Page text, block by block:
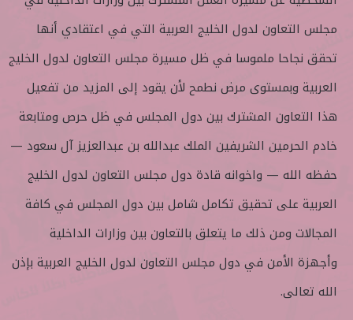
مجلس التعاون لدول الخليج العربية التي في اعتقادي أنها
تحقق نجاحا ملموسا في ظل مسيرة مجلس التعاون لدول الخليج
العربية وبمستوى مرض نطمح لأن يقود إلى المزيد من تفعيل
هذا التعاون المشترك بين دول المجلس في ظل حرص ومتابعة
خادم الحرمين الشريفين الملك عبدالله بن عبدالعزيز آل سعود —
حفظه الله — واخوانه قادة دول مجلس التعاون لدول الخليج
العربية على تحقيق تكامل شامل بين دول المجلس في كافة
المجالات ومن ذلك ما يتعلق بالتعاون بين وزارات الداخلية
وأجهزة الأمن في دول مجلس التعاون لدول الخليج العربية بإذن
الله تعالى.